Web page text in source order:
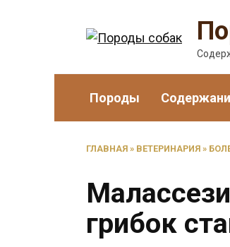
Породы
ГЛАВНАЯ » ВЕТЕРИНАРИЯ »
грибок